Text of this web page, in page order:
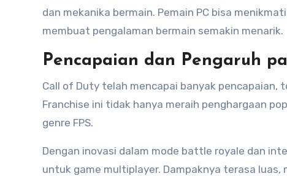
dan mekanika bermain. Pemain PC bisa
membuat pengalaman bermain semakin menarik.
Pencapaian dan Pengaruh
Call of Duty telah mencapai banyak pencapaian,
Franchise ini tidak hanya meraih penghargaan
genre FPS.
Dengan inovasi dalam mode battle royale dan
untuk game multiplayer. Dampaknya terasa